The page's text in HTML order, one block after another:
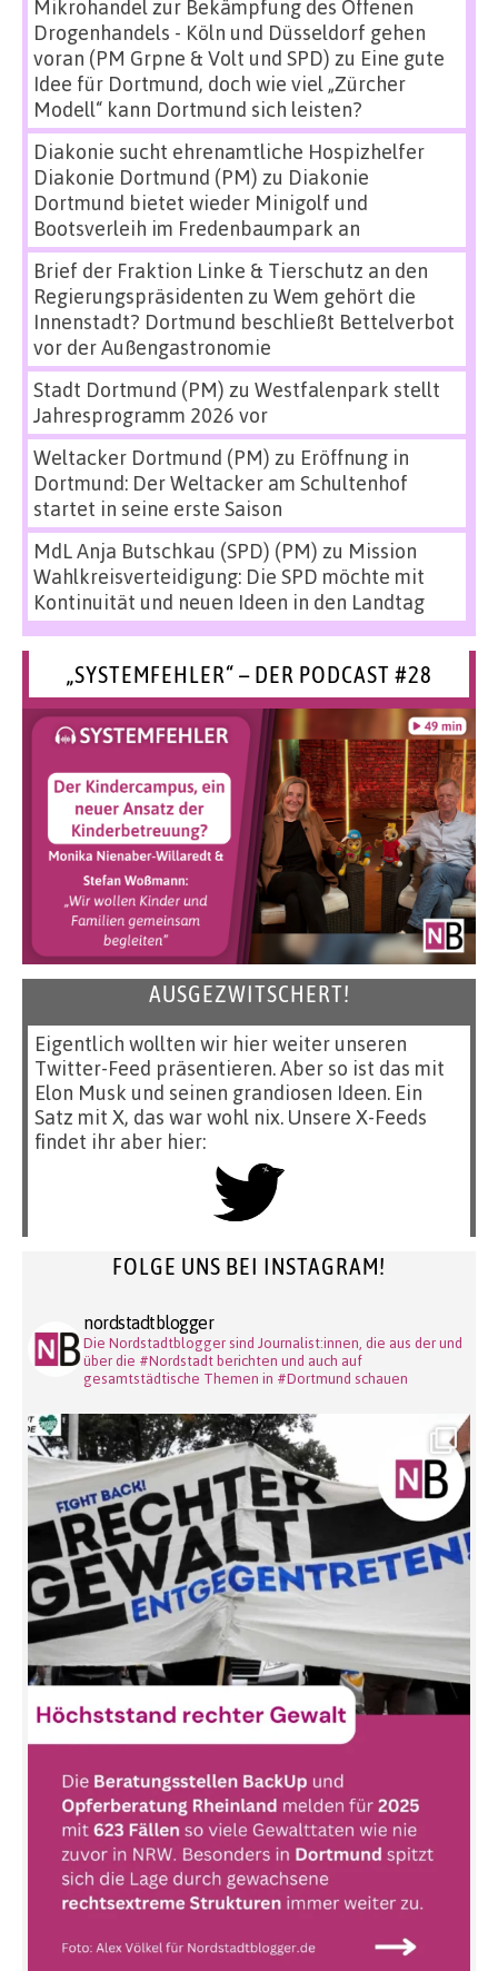
Mikrohandel zur Bekämpfung des Offenen
Drogenhandels - Köln und Düsseldorf gehen
voran (PM Grpne & Volt und SPD) zu Eine gute
Idee für Dortmund, doch wie viel „Zürcher
Modell“ kann Dortmund sich leisten?
Diakonie sucht ehrenamtliche Hospizhelfer
Diakonie Dortmund (PM) zu Diakonie
Dortmund bietet wieder Minigolf und
Bootsverleih im Fredenbaumpark an
Brief der Fraktion Linke & Tierschutz an den
Regierungspräsidenten zu Wem gehört die
Innenstadt? Dortmund beschließt Bettelverbot
vor der Außengastronomie
Stadt Dortmund (PM) zu Westfalenpark stellt
Jahresprogramm 2026 vor
Weltacker Dortmund (PM) zu Eröffnung in
Dortmund: Der Weltacker am Schultenhof
startet in seine erste Saison
MdL Anja Butschkau (SPD) (PM) zu Mission
Wahlkreisverteidigung: Die SPD möchte mit
Kontinuität und neuen Ideen in den Landtag
„SYSTEMFEHLER“ – DER PODCAST #28
AUSGEZWITSCHERT!
Eigentlich wollten wir hier weiter unseren
Twitter-Feed präsentieren. Aber so ist das mit
Elon Musk und seinen grandiosen Ideen. Ein
Satz mit X, das war wohl nix. Unsere X-Feeds
findet ihr aber hier:
FOLGE UNS BEI INSTAGRAM!
nordstadtblogger
Die Nordstadtblogger sind Journalist:innen, die aus der und
über die #Nordstadt berichten und auch auf
gesamtstädtische Themen in #Dortmund schauen